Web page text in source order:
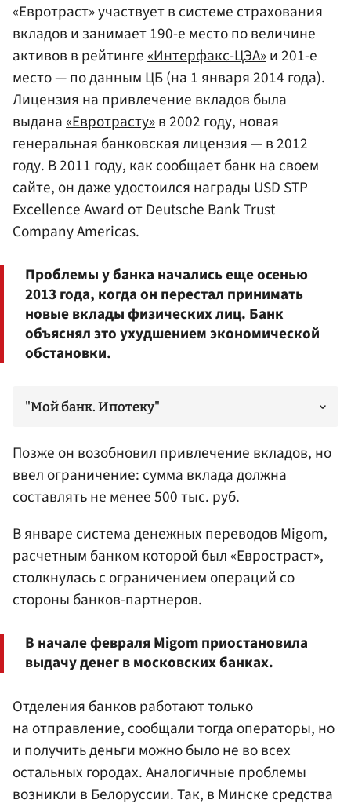
«Евротраст» участвует в системе страхования
вкладов и занимает 190-е место по величине
активов в рейтинге«Интерфакс-ЦЭА»и 201-е
место — по данным ЦБ (на 1 января 2014 года).
Лицензия на привлечение вкладов была
выдана«Евротрасту»в 2002 году, новая
генеральная банковская лицензия — в 2012
году. В 2011 году, как сообщает банк на своем
сайте, он даже удостоился награды USD STP
Excellence Award от Deutsche Bank Trust
Company Americas.
Проблемы у банка начались еще осенью
2013 года, когда он перестал принимать
новые вклады физических лиц. Банк
объяснял это ухудшением экономической
обстановки.
"Мой банк. Ипотеку"
Позже он возобновил привлечение вкладов, но
ввел ограничение: сумма вклада должна
составлять не менее 500 тыс. руб.
В январе система денежных переводов Migom,
расчетным банком которой был «Евростраст»,
столкнулась с ограничением операций со
стороны банков-партнеров.
В начале февраля Migom приостановила
выдачу денег в московских банках.
Отделения банков работают только
на отправление, сообщали тогда операторы, но
и получить деньги можно было не во всех
остальных городах. Аналогичные проблемы
возникли в Белоруссии. Так, в Минске средства